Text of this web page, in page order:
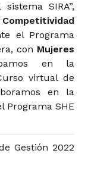
SIRA”,
el Programa
con Mujeres
en la
virtual de
en la
Programa SHE
Gestión 2022